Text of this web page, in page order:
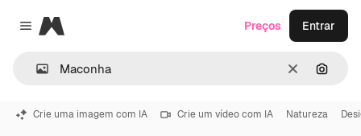
Close menu
Magnific
Limpar
Preços Entrar
Crie uma imagem com IA Crie um vídeo com IA Natureza